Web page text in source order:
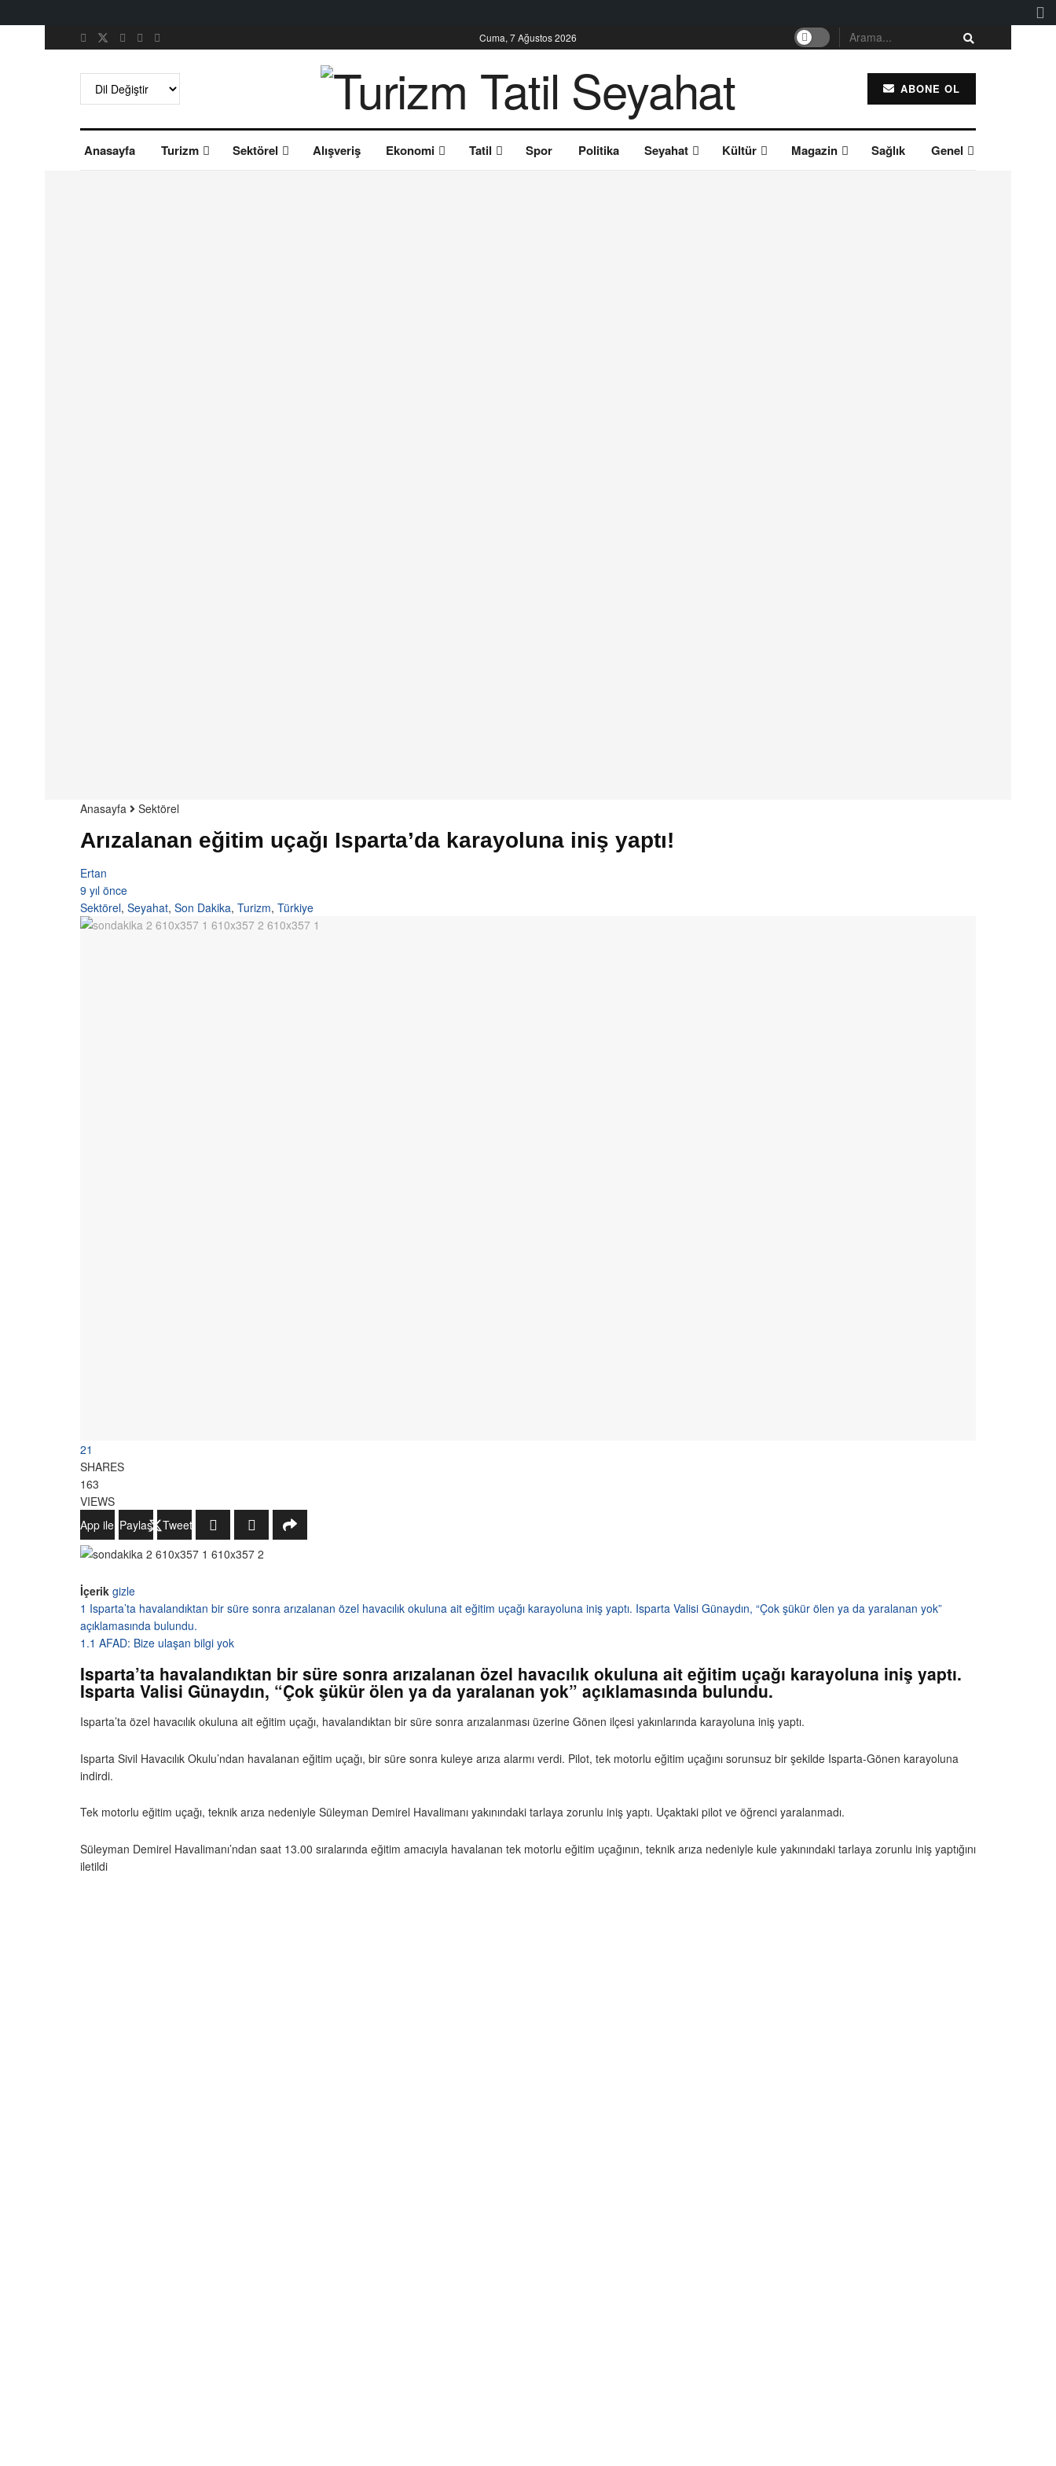
Cuma, 7 Ağustos 2026
ABONE OL
Anasayfa Turizm Sektörel Alışveriş Ekonomi Tatil Spor Politika Seyahat Kültür Magazin Sağlık Genel
Anasayfa Sektörel
Arızalanan eğitim uçağı Isparta’da karayoluna iniş yaptı!
Ertan
9 yıl önce
Sektörel, Seyahat, Son Dakika, Turizm, Türkiye
21
SHARES
163
VIEWS
WhatsApp ile Gönder
Paylaş Tweetle
İçerik gizle
1 Isparta’ta havalandıktan bir süre sonra arızalanan özel havacılık okuluna ait eğitim uçağı karayoluna iniş yaptı. Isparta Valisi Günaydın, “Çok şükür ölen ya da yaralanan yok”
açıklamasında bulundu.
1.1 AFAD: Bize ulaşan bilgi yok
Isparta’ta havalandıktan bir süre sonra arızalanan özel havacılık okuluna ait eğitim uçağı karayoluna iniş yaptı.
Isparta Valisi Günaydın, “Çok şükür ölen ya da yaralanan yok” açıklamasında bulundu.
Isparta’ta özel havacılık okuluna ait eğitim uçağı, havalandıktan bir süre sonra arızalanması üzerine Gönen ilçesi yakınlarında karayoluna iniş yaptı.
Isparta Sivil Havacılık Okulu’ndan havalanan eğitim uçağı, bir süre sonra kuleye arıza alarmı verdi. Pilot, tek motorlu eğitim uçağını sorunsuz bir şekilde Isparta-Gönen karayoluna
indirdi.
Tek motorlu eğitim uçağı, teknik arıza nedeniyle Süleyman Demirel Havalimanı yakınındaki tarlaya zorunlu iniş yaptı. Uçaktaki pilot ve öğrenci yaralanmadı.
Süleyman Demirel Havalimanı’ndan saat 13.00 sıralarında eğitim amacıyla havalanan tek motorlu eğitim uçağının, teknik arıza nedeniyle kule yakınındaki tarlaya zorunlu iniş yaptığını
iletildi